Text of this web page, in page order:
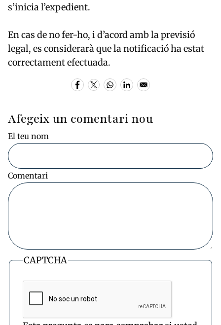
s’inicia l’expedient.
En cas de no fer-ho, i d’acord amb la previsió
legal, es considerarà que la notificació ha estat
correctament efectuada.
Afegeix un comentari nou
El teu nom
Comentari
CAPTCHA